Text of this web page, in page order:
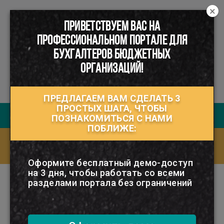
☰
Руководство пользователя
Ответы на часто задаваемые вопросы
(FAQ)
РУБРИКАТОР
АРЕНДА ДВИЖИМОГО
×
ПРИВЕТСТВУЕМ ВАС НА
ПРОФЕССИОНАЛЬНОМ ПОРТАЛЕ ДЛЯ
БУХГАЛТЕРОВ БЮДЖЕТНЫХ
ОРГАНИЗАЦИЙ!
ПРЕДЛАГАЕМ ВАМ СДЕЛАТЬ 3
ПРОСТЫХ ШАГА, ЧТОБЫ
ПОЗНАКОМИТЬСЯ С НАМИ
ПОБЛИЖЕ:
Оформите бесплатный демо-доступ
на 3 дня, чтобы работать со всеми
разделами портала без ограничений